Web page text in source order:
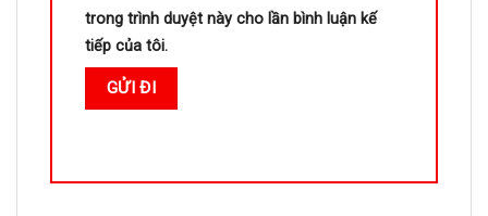
trong trình duyệt này cho lần bình luận kế
tiếp của tôi.